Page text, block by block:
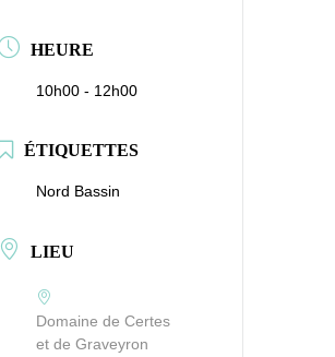
HEURE
10h00 - 12h00
ÉTIQUETTES
Nord Bassin
LIEU
Domaine de Certes
et de Graveyron